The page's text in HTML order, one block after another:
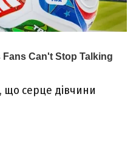
що серце дівчини